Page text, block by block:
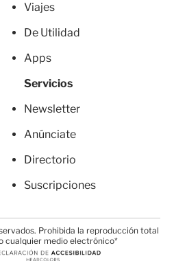
Viajes
De Utilidad
Apps
Servicios
Newsletter
Anúnciate
Directorio
Suscripciones
Prohibida la reproducción total
cualquier medio electrónico*